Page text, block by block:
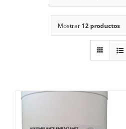
Mostrar 12 productos